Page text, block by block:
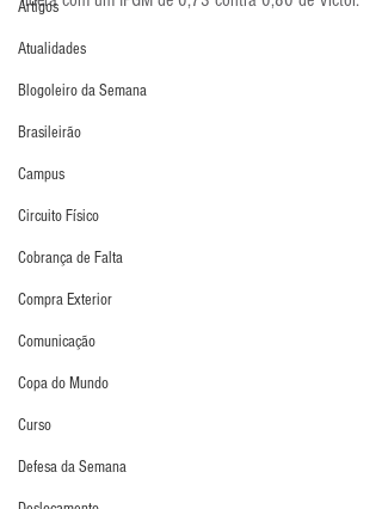
Artigos
Atualidades
Blogoleiro da Semana
Brasileirão
Campus
Circuito Físico
Cobrança de Falta
Compra Exterior
Comunicação
Copa do Mundo
Curso
Defesa da Semana